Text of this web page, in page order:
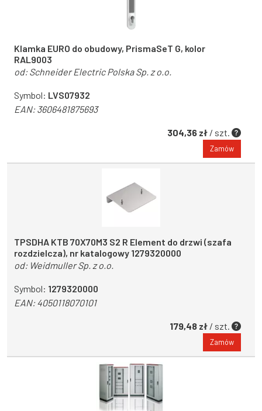
Klamka EURO do obudowy, PrismaSeT G, kolor
RAL9003
od:Schneider Electric Polska Sp. z o.o.
Symbol: LVS07932
EAN:3606481875693
304,36 zł / szt.
Zamów
TPSDHA KTB 70X70M3 S2 R Element do drzwi (szafa
rozdzielcza), nr katalogowy 1279320000
od: Weidmuller Sp. z o.o.
Symbol: 1279320000
EAN:4050118070101
179,48 zł / szt.
Zamów